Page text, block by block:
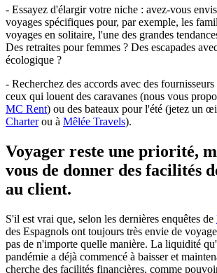
- Essayez d'élargir votre niche : avez-vous
voyages spécifiques pour, par exemple, les
voyages en solitaire, l'une des grandes
Des retraites pour femmes ? Des escapades
écologique ?
- Recherchez des accords avec des
ceux qui louent des caravanes (nous vous
MC Rent) ou des bateaux pour l'été (jetez un
Charterou à Mêlée Travels).
Voyager reste une priorité,
vous de donner des facilités
au client.
S'il est vrai que, selon les dernières enquêtes de
des Espagnols ont toujours très envie de
pas de n'importe quelle manière. La liquidité
pandémie a déjà commencé à baisser et
cherche des facilités financières, comme